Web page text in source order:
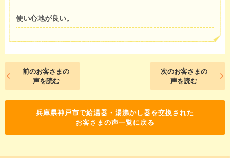
使い心地が良い。
前のお客さまの
声を読む
次のお客さまの
声を読む
兵庫県神戸市で給湯器・湯沸かし器を交換された
お客さまの声一覧に戻る